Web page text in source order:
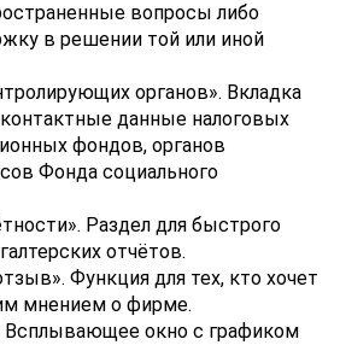
вопросы либо
в решении той или иной
органов». Вкладка
данные налоговых
фондов, органов
Фонда социального
Раздел для быстрого
отчётов.
Функция для тех, кто хочет
мнением о фирме.
Всплывающее окно с графиком